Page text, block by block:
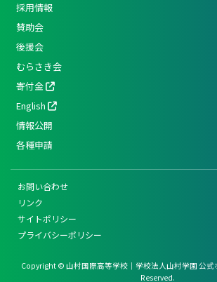
採用情報
賛助会
後援会
むらさき会
寄付金
English
情報公開
各種申請
お問い合わせ
リンク
サイトポリシー
プライバシーポリシー
Copyright © 山村国際高等学校｜学校法人山村学園 公式
Reserved.